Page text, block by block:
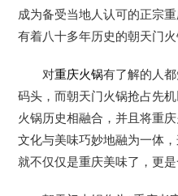
成为备受当地人认可的正宗
有着八十多年历史的朝天门火
对重庆火锅有了解的人
码头，而朝天门火锅抢占先
火锅历史相融合，并且将重
文化与美味巧妙地融为一体
就不仅仅是重庆美味了，更